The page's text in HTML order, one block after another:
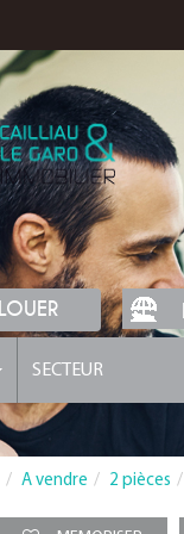
LOUER
SECTEUR
A vendre 2 pièces